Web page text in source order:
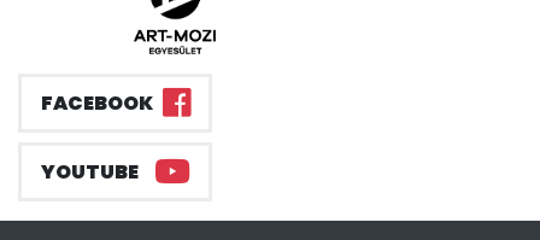
FACEBOOK
YOUTUBE